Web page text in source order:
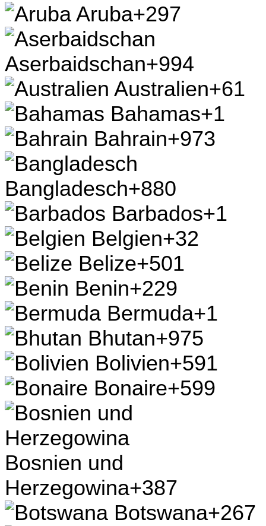
Aruba+297
Aserbaidschan+994
Australien+61
Bahamas+1
Bahrain+973
Bangladesch+880
Barbados+1
Belgien+32
Belize+501
Benin+229
Bermuda+1
Bhutan+975
Bolivien+591
Bonaire+599
Bosnien und
Herzegowina+387
Botswana+267